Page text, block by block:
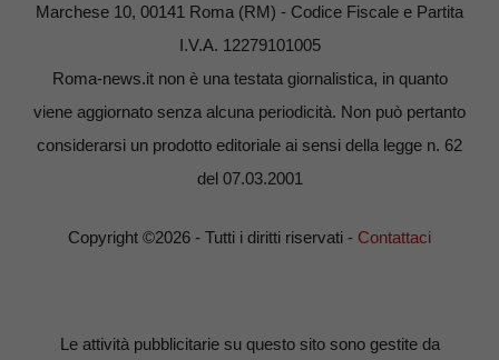
Marchese 10, 00141 Roma (RM) - Codice Fiscale e Partita
I.V.A. 12279101005
Roma-news.it non è una testata giornalistica, in quanto
viene aggiornato senza alcuna periodicità. Non può pertanto
considerarsi un prodotto editoriale ai sensi della legge n. 62
del 07.03.2001
Copyright ©2026 - Tutti i diritti riservati - Contattaci
Le attività pubblicitarie su questo sito sono gestite da